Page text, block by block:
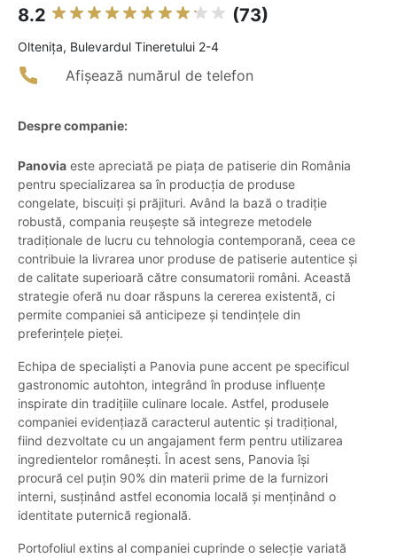
8.2 (73)
Olteniţa, Bulevardul Tineretului 2-4
Afișează numărul de telefon
Despre companie:
Panovia este apreciată pe piața de patiserie din România
pentru specializarea sa în producția de produse
congelate, biscuiți și prăjituri. Având la bază o tradiție
robustă, compania reușește să integreze metodele
tradiționale de lucru cu tehnologia contemporană, ceea ce
contribuie la livrarea unor produse de patiserie autentice și
de calitate superioară către consumatorii români. Această
strategie oferă nu doar răspuns la cererea existentă, ci
permite companiei să anticipeze și tendințele din
preferințele pieței.
Echipa de specialiști a Panovia pune accent pe specificul
gastronomic autohton, integrând în produse influențe
inspirate din tradițiile culinare locale. Astfel, produsele
companiei evidențiază caracterul autentic și tradițional,
fiind dezvoltate cu un angajament ferm pentru utilizarea
ingredientelor românești. În acest sens, Panovia își
procură cel puțin 90% din materii prime de la furnizori
interni, susținând astfel economia locală și menținând o
identitate puternică regională.
Portofoliul extins al companiei cuprinde o selecție variată